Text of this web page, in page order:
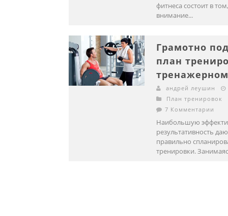
фитнеса состоит в
внимание...
Грамотно
план
андрей леушин
План тренировок
7 Комментарии
Наибольшую
результативность
правильно
тренировки.